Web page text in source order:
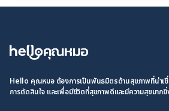
Hello คุณหมอ ต้องการเป็นพันธมิตรด้านสุขภาพที่น่าเ
การตัดสินใจ และเพื่อมีชีวิตที่สุขภาพดีและมีความสุขมาก